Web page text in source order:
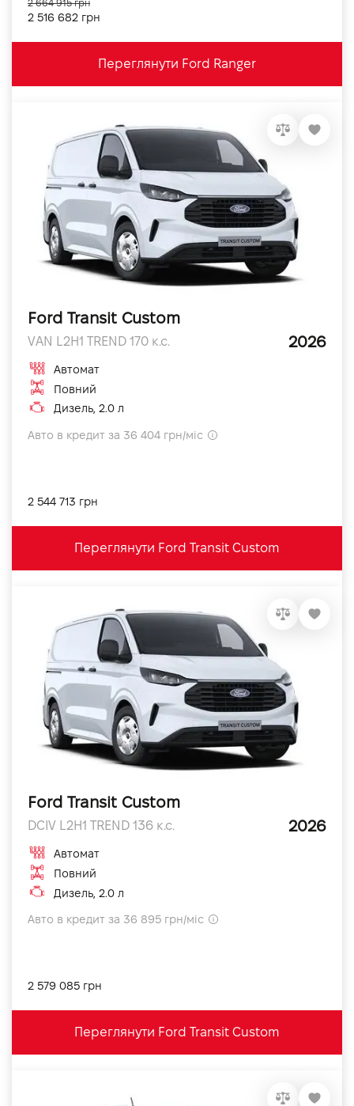
2 516 682 грн
2 664 915 грн
Переглянути Ford Ranger
Ford Transit Custom
VAN L2H1 TREND 170 к.с. 2026
Автомат
Повний
Дизель, 2.0 л
Авто в кредит за 36 404 грн/міс
2 544 713 грн
Переглянути Ford Transit Custom
Ford Transit Custom
DCIV L2H1 TREND 136 к.с. 2026
Автомат
Повний
Дизель, 2.0 л
Авто в кредит за 36 895 грн/міс
2 579 085 грн
Переглянути Ford Transit Custom